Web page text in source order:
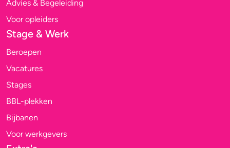
Advies & Begeleiding
Voor opleiders
Stage & Werk
Beroepen
Vacatures
Stages
BBL-plekken
Bijbanen
Voor werkgevers